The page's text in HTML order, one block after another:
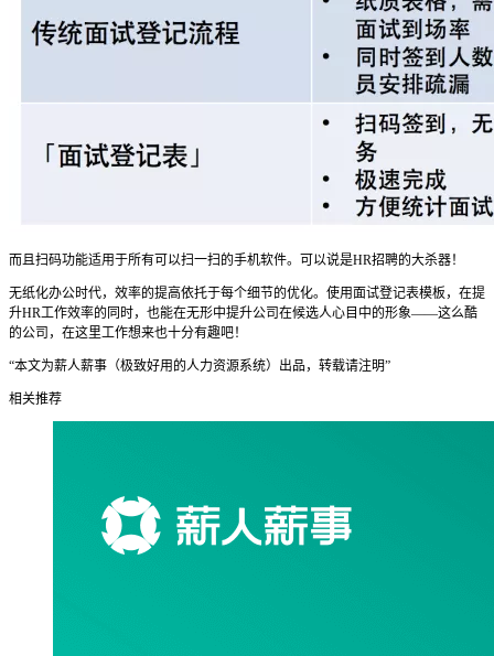
而且扫码功能适用于所有可以扫一扫的手机软件。可以说是HR招聘的大杀器！
无纸化办公时代，效率的提高依托于每个细节的优化。使用面试登记表模板，在提
升HR工作效率的同时，也能在无形中提升公司在候选人心目中的形象——这么酷
的公司，在这里工作想来也十分有趣吧！
“本文为薪人薪事（极致好用的人力资源系统）出品，转载请注明”
相关推荐